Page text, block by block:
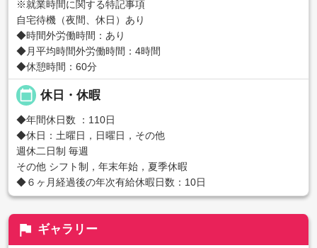
※就業時間に関する特記事項
自宅待機（夜間、休日）あり
◆時間外労働時間：あり
◆月平均時間外労働時間：4時間
◆休憩時間：60分
calendar_today 休日・休暇
◆年間休日数 ：110日
◆休日：土曜日，日曜日，その他
週休二日制 毎週
その他 シフト制，年末年始，夏季休暇
◆６ヶ月経過後の年次有給休暇日数：10日
flag ギャラリー